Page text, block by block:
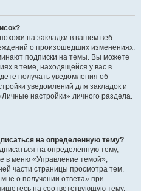
на закладки в вашем веб-
о произошедших изменениях.
подписки на темы. Вы можете
в теме, находящейся у вас в
получать уведомления об
уведомлений для закладок и
настройки» личного раздела.
на определённую тему?
на определённую тему,
в меню «Управление темой»,
части страницы просмотра тем.
о получении ответа» при
на соответствующую тему.